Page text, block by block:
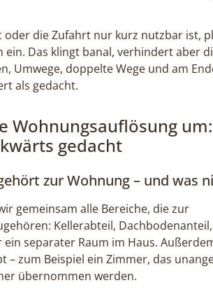
oder die Zufahrt nur kurz nutzbar ist,
ein. Das klingt banal, verhindert aber
Umwege, doppelte Wege und am
als gedacht.
Wohnungsauflösung
gedacht
zur Wohnung – und was
gemeinsam alle Bereiche, die zur
Kellerabteil,
ein separater Raum im Haus.
– zum Beispiel ein Zimmer, das
übernommen werden.